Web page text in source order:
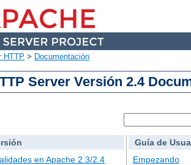
HTTP > Documentación
Server Versión 2.4
en Apache 2.3/2.4
Guía de
Empezando